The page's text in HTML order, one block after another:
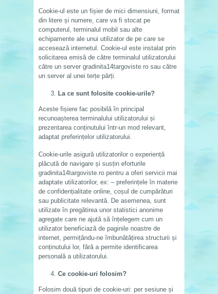
Cookie-ul este un fișier de mici dimensiuni, format
din litere și numere, care va fi stocat pe
computerul, terminalul mobil sau alte
echipamente ale unui utilizator de pe care se
accesează internetul. Cookie-ul este instalat prin
solicitarea emisă de către terminalul utilizatorului
către un server gradinita14targoviste.ro sau către
un server al unei terțe părți.
La ce sunt folosite cookie-urile?
Aceste fișiere fac posibilă în principal
recunoașterea terminalului utilizatorului și
prezentarea conținutului într-un mod relevant,
adaptat preferințelor utilizatorului.
Cookie-urile asigură utilizatorilor o experiență
plăcută de navigare și susțin eforturile
gradinita14targoviste.ro pentru a oferi servicii mai
adaptate utilizatorilor, ex: – preferințele în materie
de confidențialitate online, coșul de cumpărături
sau publicitate relevantă. De asemenea, sunt
utilizate în pregătirea unor statistici anonime
agregate care ne ajută să înțelegem cum un
utilizator beneficiază de paginile noastre de
internet, permițându-ne îmbunătățirea structurii și
conținutului lor, fără a permite identificarea
personală a utilizatorului.
Ce cookie-uri folosim?
Folosim două tipuri de cookie-uri: per sesiune și